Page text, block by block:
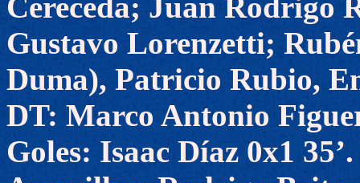
Gustavo Lorenzetti;
Duma), Patricio Rubio,
DT: Marco Antonio
Goles: Isaac Díaz 0x1 35’.